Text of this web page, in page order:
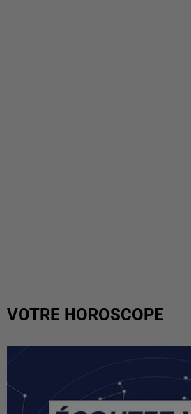
VOTRE HOROSCOPE